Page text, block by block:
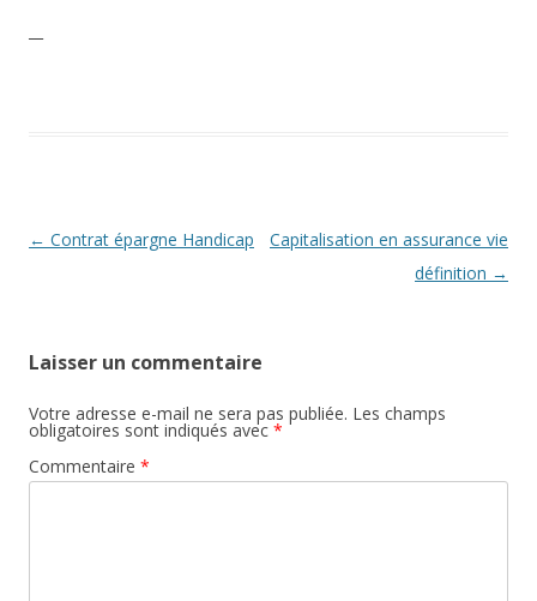
Navigation
← Contrat épargne Handicap
Capitalisation en assurance vie
définition →
Laisser un commentaire
Votre adresse e-mail ne sera pas publiée. Les champs
obligatoires sont indiqués avec *
Commentaire *